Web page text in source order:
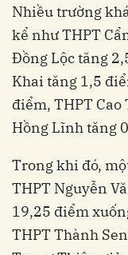
Nhiều trường
kể như THPT
Đồng Lộc tăng
Khai tăng 1,5
điểm, THPT
Hồng Lĩnh tăng
Trong khi đó,
THPT Nguyễn
19,25 điểm
THPT Thành